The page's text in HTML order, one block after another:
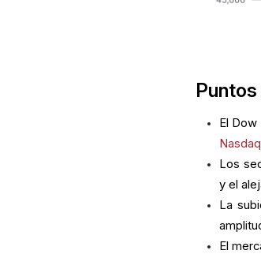
El Dow
Nasdaq
Los
y el
La
El